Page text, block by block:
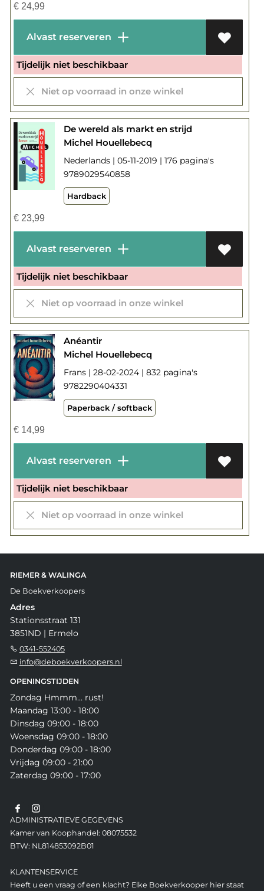
€24,99
Alvast reserveren
Tijdelijk niet beschikbaar
Niet op voorraad in onze winkel
De wereld als markt en strijd
Michel Houellebecq
Nederlands | 05-11-2019 | 176 pagina's
9789029540858
Hardback
€23,99
Alvast reserveren
Tijdelijk niet beschikbaar
Niet op voorraad in onze winkel
Anéantir
Michel Houellebecq
Frans | 28-02-2024 | 832 pagina's
9782290404331
Paperback / softback
€14,99
Alvast reserveren
Tijdelijk niet beschikbaar
Niet op voorraad in onze winkel
RIEMER & WALINGA
De Boekverkoopers
Adres
Stationsstraat 131
3851ND | Ermelo
0341-552405
info@deboekverkoopers.nl
OPENINGSTIJDEN
Zondag Hmmm... rust!
Maandag 13:00 - 18:00
Dinsdag 09:00 - 18:00
Woensdag 09:00 - 18:00
Donderdag 09:00 - 18:00
Vrijdag 09:00 - 21:00
Zaterdag 09:00 - 17:00
ADMINISTRATIEVE GEGEVENS
Kamer van Koophandel: 08075532
BTW: NL814853092B01
KLANTENSERVICE
Heeft u een vraag of een klacht? Elke Boekverkooper hier staat